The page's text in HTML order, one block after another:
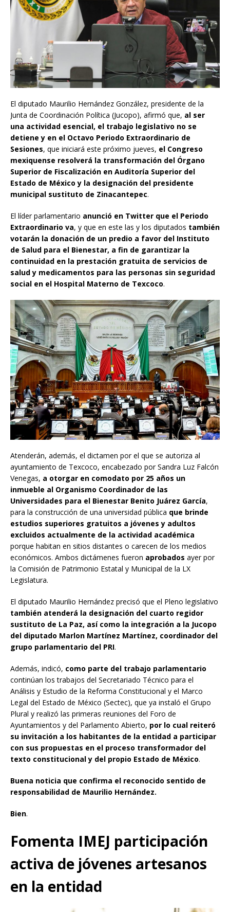
El diputado Maurilio Hernández González, presidente de la
Junta de Coordinación Política (Jucopo), afirmó que, al ser
una actividad esencial, el trabajo legislativo no se
detiene y en el Octavo Periodo Extraordinario de
Sesiones, que iniciará este próximo jueves, el Congreso
mexiquense resolverá la transformación del Órgano
Superior de Fiscalización en Auditoría Superior del
Estado de México y la designación del presidente
municipal sustituto de Zinacantepec.
El líder parlamentario anunció en Twitter que el Periodo
Extraordinario va, y que en este las y los diputados también
votarán la donación de un predio a favor del Instituto
de Salud para el Bienestar, a fin de garantizar la
continuidad en la prestación gratuita de servicios de
salud y medicamentos para las personas sin seguridad
social en el Hospital Materno de Texcoco.
Atenderán, además, el dictamen por el que se autoriza al
ayuntamiento de Texcoco, encabezado por Sandra Luz Falcón
Venegas, a otorgar en comodato por 25 años un
inmueble al Organismo Coordinador de las
Universidades para el Bienestar Benito Juárez García,
para la construcción de una universidad pública que brinde
estudios superiores gratuitos a jóvenes y adultos
excluidos actualmente de la actividad académica
porque habitan en sitios distantes o carecen de los medios
económicos. Ambos dictámenes fueron aprobados ayer por
la Comisión de Patrimonio Estatal y Municipal de la LX
Legislatura.
El diputado Maurilio Hernández precisó que el Pleno legislativo
también atenderá la designación del cuarto regidor
sustituto de La Paz, así como la integración a la Jucopo
del diputado Marlon Martínez Martínez, coordinador del
grupo parlamentario del PRI.
Además, indicó, como parte del trabajo parlamentario
continúan los trabajos del Secretariado Técnico para el
Análisis y Estudio de la Reforma Constitucional y el Marco
Legal del Estado de México (Sectec), que ya instaló el Grupo
Plural y realizó las primeras reuniones del Foro de
Ayuntamientos y del Parlamento Abierto, por lo cual reiteró
su invitación a los habitantes de la entidad a participar
con sus propuestas en el proceso transformador del
texto constitucional y del propio Estado de México.
Buena noticia que confirma el reconocido sentido de
responsabilidad de Maurilio Hernández.
Bien.
Fomenta IMEJ participación
activa de jóvenes artesanos
en la entidad